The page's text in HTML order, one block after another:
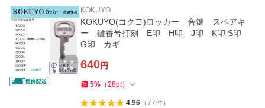
KOKUYO
KOKUYO(コクヨ)ロッカー 合鍵 スペアキ
ー 鍵番号打刻 E印 H印 J印 K印 S印
G印 カギ
640円
5% （28pt）
4.96（77件）